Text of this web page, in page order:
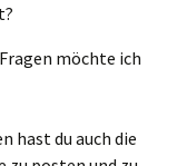
möchte ich
hast du auch die